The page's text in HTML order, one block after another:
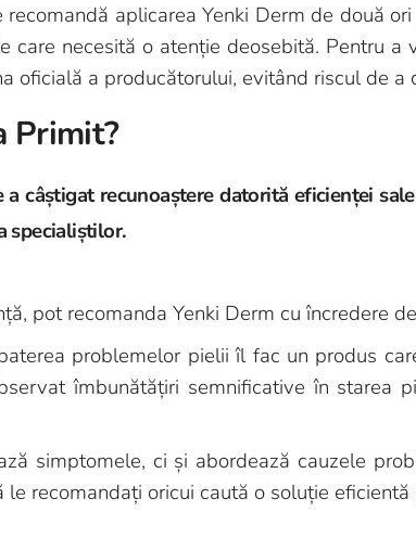
aplicarea Yenki Derm de două
care necesită o atenție deosebită. Pentru
oficială a producătorului, evitând riscul de a
Primit?
câștigat recunoaștere datorită eficienței
specialiștilor.
pot recomanda Yenki Derm cu încredere
problemelor pielii îl fac un produs
îmbunătățiri semnificative în starea
simptomele, ci și abordează cauzele
recomandați oricui caută o soluție